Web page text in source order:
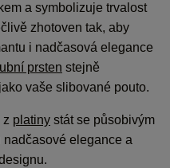
a symbolizuje trvalost
zhotoven tak, aby
i nadčasová elegance
prsten stejně
vaše slibované pouto.
z platiny stát se působivým
elegance a